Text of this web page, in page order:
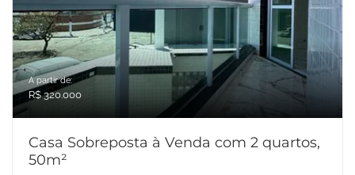
A partir de:
R$ 320.000
Casa Sobreposta à Venda com 2 quartos,
50m²